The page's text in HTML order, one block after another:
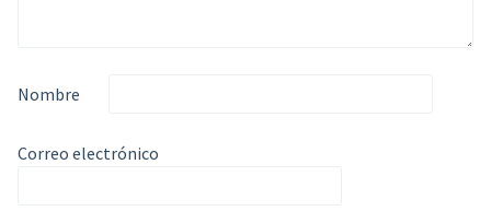
Nombre
Correo electrónico